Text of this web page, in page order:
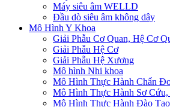
Máy siêu âm WELLD
Đầu dò siêu âm không dây
Mô Hình Y Khoa
Giải Phẫu Cơ Quan, Hệ Cơ
Giải Phẫu Hệ Cơ
Giải Phẫu Hệ Xương
Mô hình Nhi khoa
Mô Hình Thực Hành Chẩn
Mô Hình Thực Hành Sơ Cứu,
Mô Hình Thực Hành Đào